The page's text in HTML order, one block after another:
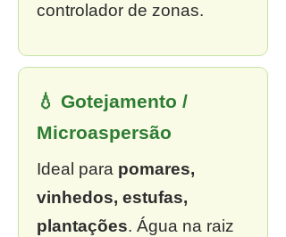
controlador de zonas.
💧 Gotejamento /
Microaspersão
Ideal para pomares,
vinhedos, estufas,
plantações. Água na raiz